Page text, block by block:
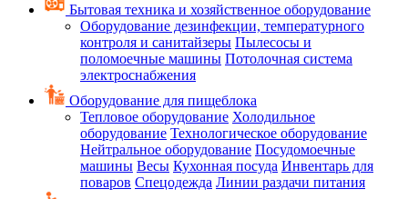
Бытовая техника и хозяйственное оборудование
Оборудование дезинфекции, температурного
контроля и санитайзеры Пылесосы и
поломоечные машины Потолочная система
электроснабжения
Оборудование для пищеблока
Тепловое оборудование Холодильное
оборудование Технологическое оборудование
Нейтральное оборудование Посудомоечные
машины Весы Кухонная посуда Инвентарь для
поваров Спецодежда Линии раздачи питания